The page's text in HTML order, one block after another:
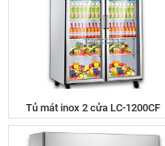
Tủ mát inox 2 cửa LC-1200CF